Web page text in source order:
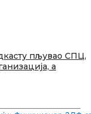
пљувао СПЦ,
а